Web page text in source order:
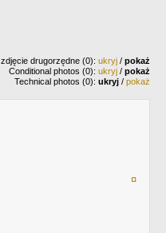
zdjęcie drugorzędne (0): ukryj / pokaż
Conditional photos (0): ukryj / pokaż
Technical photos (0): ukryj / pokaż
¤